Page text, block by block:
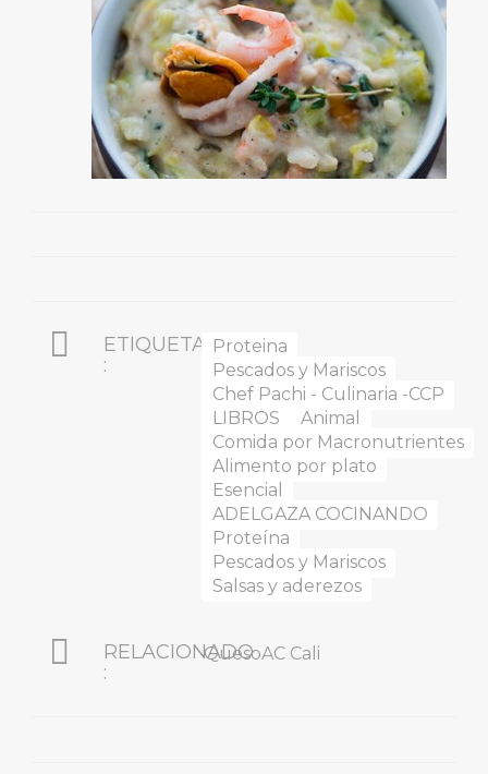
ETIQUETADO
:
Proteina
Pescados y Mariscos
Chef Pachi - Culinaria -CCP
LIBROS
Animal
Comida por Macronutrientes
Alimento por plato
Esencial
ADELGAZA COCINANDO
Proteína
Pescados y Mariscos
Salsas y aderezos
RELACIONADO
:
QuesoAC Cali